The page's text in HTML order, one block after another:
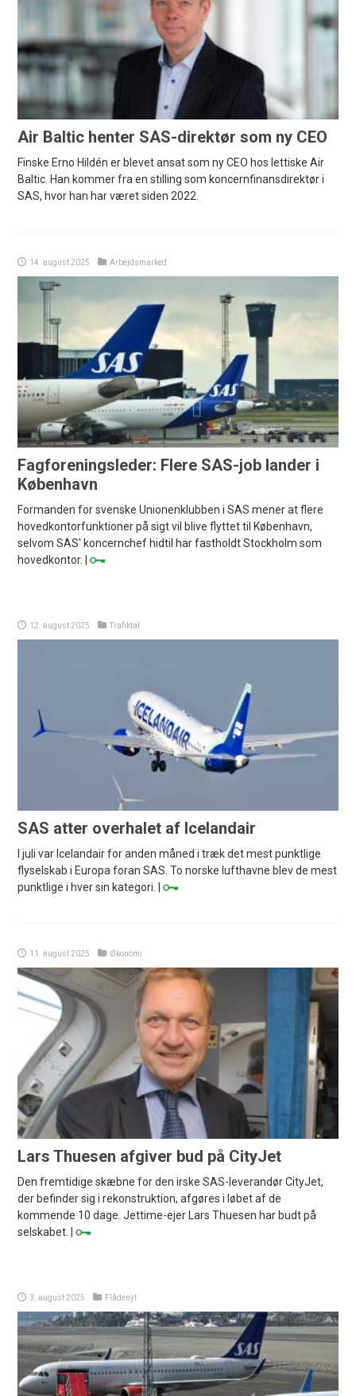
Air Baltic henter SAS-direktør som ny CEO
Finske Erno Hildén er blevet ansat som ny CEO hos lettiske Air
Baltic. Han kommer fra en stilling som koncernfinansdirektør i
SAS, hvor han har været siden 2022.
14. august 2025 Arbejdsmarked
Fagforeningsleder: Flere SAS-job lander i
København
Formanden for svenske Unionenklubben i SAS mener at flere
hovedkontorfunktioner på sigt vil blive flyttet til København,
selvom SAS' koncernchef hidtil har fastholdt Stockholm som
hovedkontor. |
12. august 2025 Trafiktal
SAS atter overhalet af Icelandair
I juli var Icelandair for anden måned i træk det mest punktlige
flyselskab i Europa foran SAS. To norske lufthavne blev de mest
punktlige i hver sin kategori. |
11. august 2025 Økonomi
Lars Thuesen afgiver bud på CityJet
Den fremtidige skæbne for den irske SAS-leverandør CityJet,
der befinder sig i rekonstruktion, afgøres i løbet af de
kommende 10 dage. Jettime-ejer Lars Thuesen har budt på
selskabet. |
3. august 2025 Flådenyt